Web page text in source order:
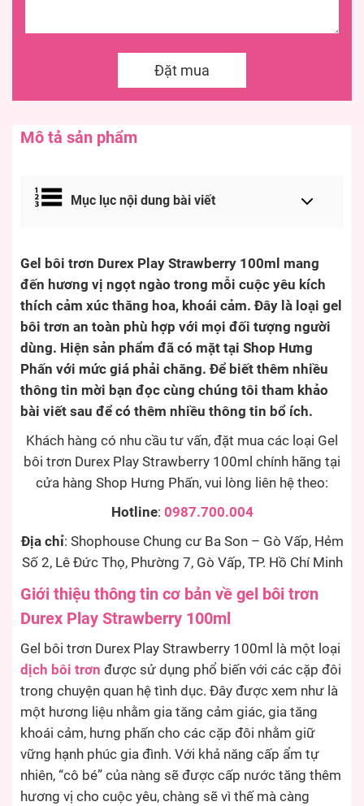
Đặt mua
Mô tả sản phẩm
Mục lục nội dung bài viết
Gel bôi trơn Durex Play Strawberry 100ml mang
đến hương vị ngọt ngào trong mỗi cuộc yêu kích
thích cảm xúc thăng hoa, khoái cảm. Đây là loại gel
bôi trơn an toàn phù hợp với mọi đối tượng người
dùng. Hiện sản phẩm đã có mặt tại Shop Hưng
Phấn với mức giá phải chăng. Để biết thêm nhiều
thông tin mời bạn đọc cùng chúng tôi tham khảo
bài viết sau để có thêm nhiều thông tin bổ ích.
Khách hàng có nhu cầu tư vấn, đặt mua các loại Gel
bôi trơn Durex Play Strawberry 100ml chính hãng tại
cửa hàng Shop Hưng Phấn, vui lòng liên hệ theo:
Hotline: 0987.700.004
Địa chỉ: Shophouse Chung cư Ba Son – Gò Vấp, Hẻm
Số 2, Lê Đức Thọ, Phường 7, Gò Vấp, TP. Hồ Chí Minh
Giới thiệu thông tin cơ bản về gel bôi trơn
Durex Play Strawberry 100ml
Gel bôi trơn Durex Play Strawberry 100ml là một loại
dịch bôi trơn được sử dụng phổ biến với các cặp đôi
trong chuyện quan hệ tình dục. Đây được xem như là
một hương liệu nhằm gia tăng cảm giác, gia tăng
khoái cảm, hưng phấn cho các cặp đôi nhằm giữ
vững hạnh phúc gia đình. Với khả năng cấp ẩm tự
nhiên, “cô bé” của nàng sẽ được cấp nước tăng thêm
hương vị cho cuộc yêu, chàng sẽ vì thế mà càng